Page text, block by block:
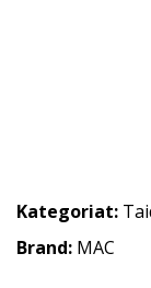
Kategoriat:
Brand: MAC